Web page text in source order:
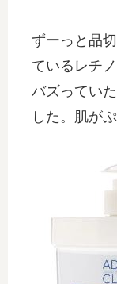
ずーっと品
ているレチ
バズってい
した。肌が